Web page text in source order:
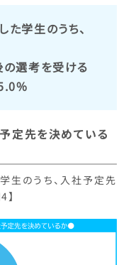
学生のうち、
の選考を受ける
定先を決めている
生のうち、入社予定先